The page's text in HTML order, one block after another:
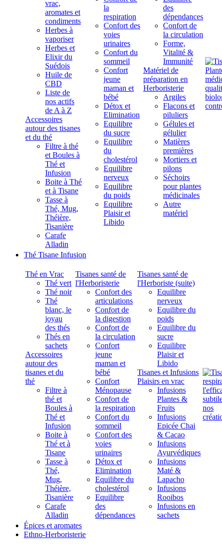
vrac,
aromates et
condiments
Herbes à
vaporiser
Herbes et
Elixir du
Suédois
Huile de
CBD
Liste de
nos actifs
de A à Z
Accessoires
autour des tisanes
et du thé
Filtre à thé
et Boules à
Thé et
Infusion
Boite à Thé
et à Tisane
Tasse à
Thé, Mug,
Théière,
Tisanière
Carafe
Alladin
la
respiration
Confort des
voies
urinaires
Confort du
sommeil
Confort
jeune
maman et
bébé
Détox et
Elimination
Equilibre
du sucre
Equilibre
du
cholestérol
Equilibre
nerveux
Equilibre
du poids
Equilibre
Plaisir et
Libido
des
dépendances
Confort de
la circulation
Forme,
Vitalité &
Immunité
Matériel de
préparation en
Herboristerie
Argiles
Flacons et
piluliers
Gélules et
gélulier
Matières
premières
Mortiers et
pilons
Séchoirs
pour plantes
médicinales
Autre
matériel
Thé Tisane Infusion
Thé en Vrac
Thé vert
Thé noir
Thé
blanc, le
joyau
des thés
Thés en
sachets
Accessoires
autour des
tisanes et du
thé
Filtre à
thé et
Boules à
Thé et
Infusion
Boite à
Thé et à
Tisane
Tasse à
Thé,
Mug,
Théière,
Tisanière
Carafe
Alladin
Tisanes santé de
l'Herboristerie
Confort des
articulations
Confort de
la digestion
Confort de
la circulation
Confort
jeune
maman et
bébé
Confort
Ménopause
Confort de
la respiration
Confort du
sommeil
Confort des
voies
urinaires
Détox et
Elimination
Equilibre du
cholestérol
Equilibre
des
dépendances
Tisanes santé de
l'Herboriste (suite)
Equilibre
nerveux
Equilibre du
poids
Equilibre du
sucre
Equilibre
Plaisir et
Libido
Tisanes et Infusions
Plaisirs en vrac
Infusions
Plantes &
Fruits
Infusions
Epicée Chai
& Cacao
Infusions
Ayurvédiques
Infusions
Maté &
Lapacho
Infusions
Rooibos
Infusions en
sachets
Épices et aromates
Ethno-Herboristerie